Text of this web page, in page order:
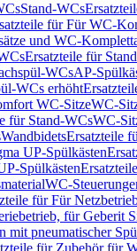
Stand-WCs
für Für WC-
und WC-
Ersatzteile für
WCsAP-
WCs erhöht
WC-SitzeWC-
für Stand-WCsWC-
WandbidetsErsatzteile
UP-Spülkästen
Spülkästen
WC-
für Für
für Geberit
mit pneumatischer
für Zubehör für